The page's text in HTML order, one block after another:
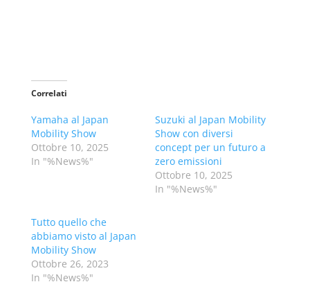
Correlati
Yamaha al Japan
Mobility Show
Ottobre 10, 2025
In "%News%"
Suzuki al Japan Mobility
Show con diversi
concept per un futuro a
zero emissioni
Ottobre 10, 2025
In "%News%"
Tutto quello che
abbiamo visto al Japan
Mobility Show
Ottobre 26, 2023
In "%News%"